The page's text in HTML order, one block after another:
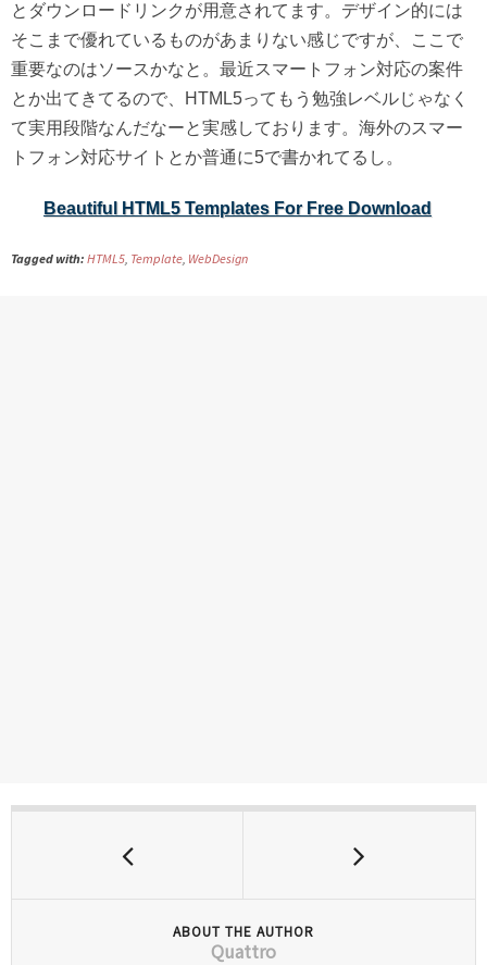
とダウンロードリンクが用意されてます。デザイン的には
そこまで優れているものがあまりない感じですが、ここで
重要なのはソースかなと。最近スマートフォン対応の案件
とか出てきてるので、HTML5ってもう勉強レベルじゃなく
て実用段階なんだなーと実感しております。海外のスマー
トフォン対応サイトとか普通に5で書かれてるし。
Beautiful HTML5 Templates For Free Download
Tagged with: HTML5, Template, WebDesign
ABOUT THE AUTHOR
Quattro